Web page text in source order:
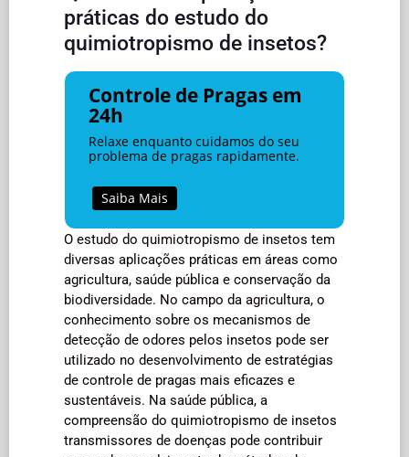
práticas do estudo do
quimiotropismo de insetos?
Controle de Pragas em
24h
Relaxe enquanto cuidamos do seu
problema de pragas rapidamente.
Saiba Mais
O estudo do quimiotropismo de insetos tem
diversas aplicações práticas em áreas como
agricultura, saúde pública e conservação da
biodiversidade. No campo da agricultura, o
conhecimento sobre os mecanismos de
detecção de odores pelos insetos pode ser
utilizado no desenvolvimento de estratégias
de controle de pragas mais eficazes e
sustentáveis. Na saúde pública, a
compreensão do quimiotropismo de insetos
transmissores de doenças pode contribuir